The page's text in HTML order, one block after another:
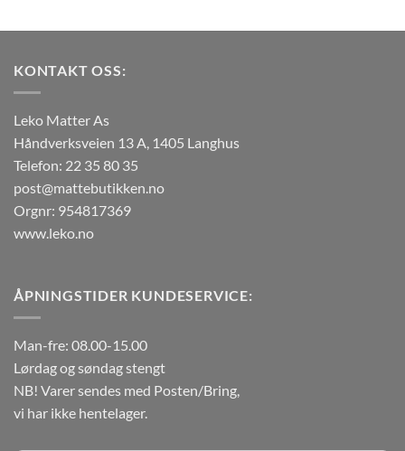
KONTAKT OSS:
Leko Matter As
Håndverksveien 13 A, 1405 Langhus
Telefon: 22 35 80 35
post@mattebutikken.no
Orgnr: 954817369
www.leko.no
ÅPNINGSTIDER KUNDESERVICE:
Man-fre: 08.00-15.00
Lørdag og søndag stengt
NB! Varer sendes med Posten/Bring,
vi har ikke hentelager.